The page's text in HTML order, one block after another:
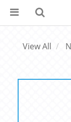
View All